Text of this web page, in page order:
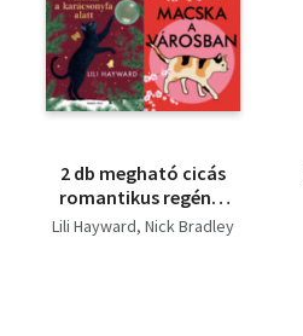
2 db megható cicás
romantikus regény:
Macska a karácsonyfa
Lili Hayward Nick Bradley